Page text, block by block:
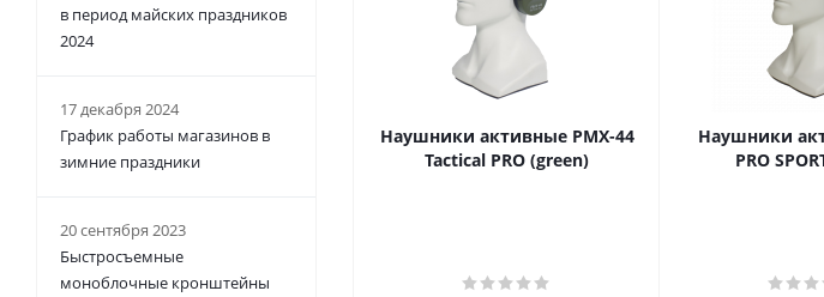
Наушники активные PMX-44
Tactical PRO (green)
Наушники
PRO
в период майских праздников
2024
17 декабря 2024
График работы магазинов в
зимние праздники
20 сентября 2023
Быстросъемные
моноблочные кронштейны